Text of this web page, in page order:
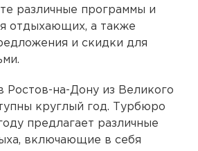
различные программы и
отдыхающих, а также
и скидки для
Ростов-на-Дону из Великого
круглый год. Турбюро
предлагает различные
включающие в себя